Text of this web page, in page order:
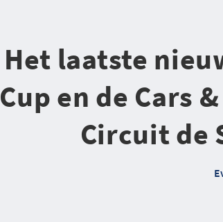
Het laatste
Cup en de Cars
Circuit de